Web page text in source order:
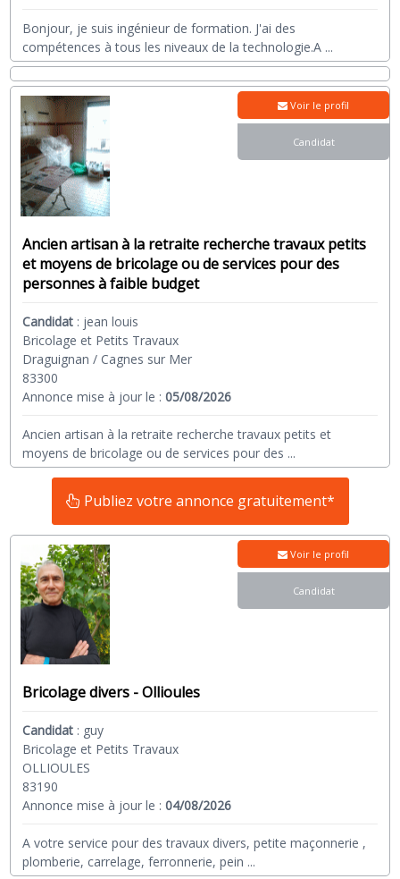
Bonjour, je suis ingénieur de formation. J'ai des
compétences à tous les niveaux de la technologie.A ...
Ancien artisan à la retraite recherche travaux petits
et moyens de bricolage ou de services pour des
personnes à faible budget
Candidat : jean louis
Bricolage et Petits Travaux
Draguignan / Cagnes sur Mer
83300
Annonce mise à jour le :05/08/2026
Ancien artisan à la retraite recherche travaux petits et
moyens de bricolage ou de services pour des ...
Voir le profil
Candidat
Publiez votre annonce gratuitement*
Bricolage divers - Ollioules
Candidat : guy
Bricolage et Petits Travaux
OLLIOULES
83190
Annonce mise à jour le :04/08/2026
A votre service pour des travaux divers, petite maçonnerie ,
plomberie, carrelage, ferronnerie, pein ...
Voir le profil
Candidat